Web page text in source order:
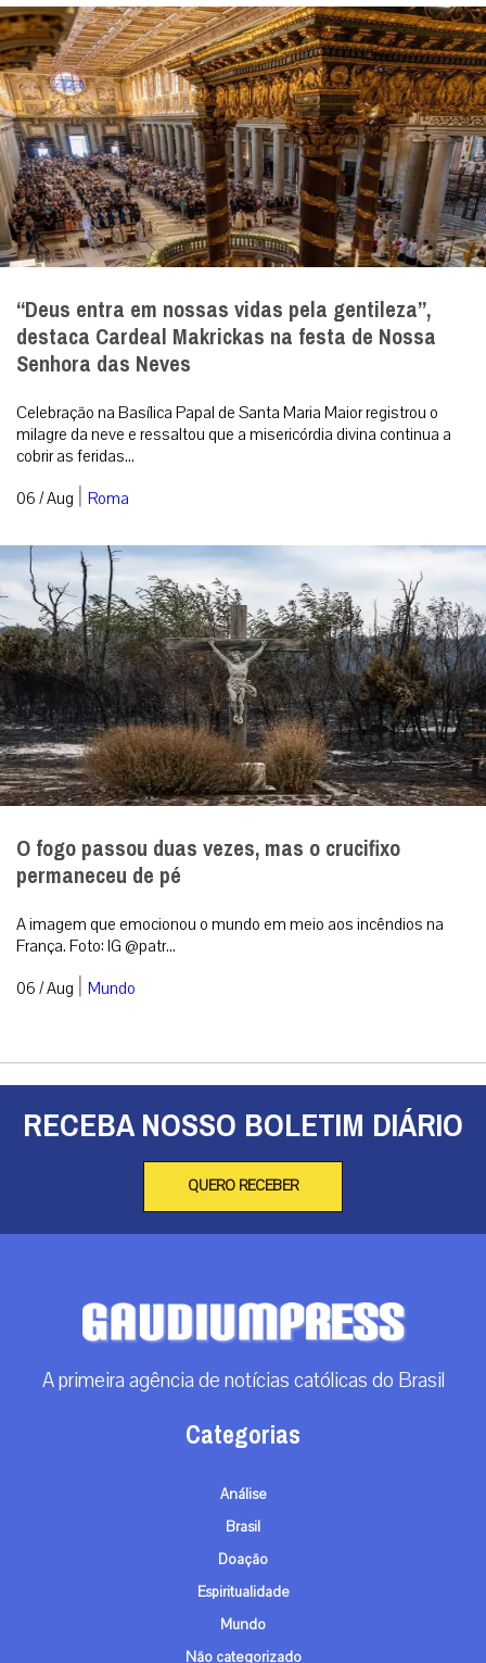
“Deus entra em nossas vidas pela gentileza”,
destaca Cardeal Makrickas na festa de Nossa
Senhora das Neves
Celebração na Basílica Papal de Santa Maria Maior registrou o
milagre da neve e ressaltou que a misericórdia divina continua a
cobrir as feridas...
06 / Aug | Roma
O fogo passou duas vezes, mas o crucifixo
permaneceu de pé
A imagem que emocionou o mundo em meio aos incêndios na
França. Foto: IG @patr...
06 / Aug | Mundo
RECEBA NOSSO BOLETIM DIÁRIO
QUERO RECEBER
A primeira agência de notícias católicas do Brasil
Categorias
Análise
Brasil
Doação
Espiritualidade
Mundo
Não categorizado